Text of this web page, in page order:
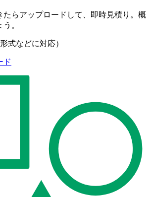
たらアップロードして、即時見積り。概
。
式などに対応）
ド